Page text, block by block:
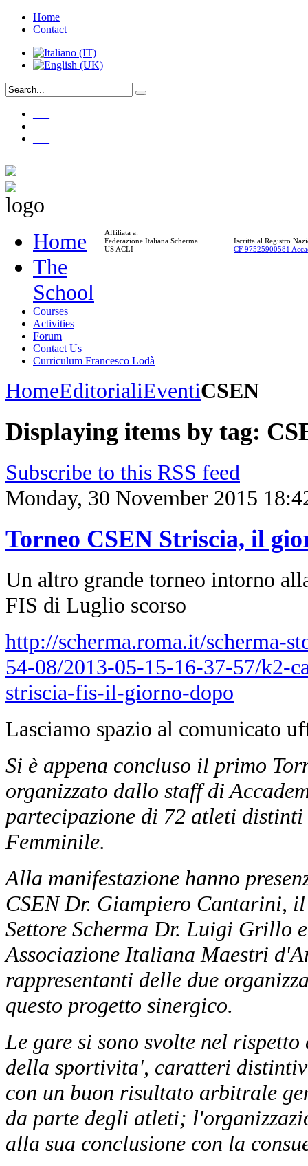
Home
Contact
Affiliata a:
Federazione Italiana Scherma
US ACLI
Iscritta al Registro
CF 97525900581
Home
The
School
Courses
Activities
Forum
Contact Us
Curriculum Francesco Lodà
HomeEditorialiEventiCSEN
Displaying items by tag:
Subscribe to this RSS feed
Monday, 30 November 2015
Torneo CSEN Striscia, il
Un altro grande torneo intorno
FIS di Luglio scorso
http://scherma.roma.it/scherma-
54-08/2013-05-15-16-37-57/k2-
striscia-fis-il-giorno-dopo
Lasciamo spazio al comunicato
Si è appena concluso il primo
organizzato dallo staff di
partecipazione di 72 atleti distinti
Femminile.
Alla manifestazione hanno
CSEN Dr. Giampiero Cantarini,
Settore Scherma Dr. Luigi Grillo
Associazione Italiana Maestri
rappresentanti delle due
questo progetto sinergico.
Le gare si sono svolte nel
della sportivita', caratteri
con un buon risultato arbitrale
da parte degli atleti;
alla sua conclusione con la